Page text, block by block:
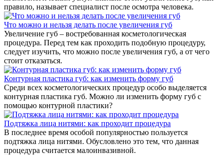
правило, называет специалист после осмотра человека.
Что можно и нельзя делать после увеличения губ
Увеличение губ – востребованная косметологическая
процедура. Перед тем как проходить подобную процедуру,
следует изучить, что можно после увеличения губ, а от чего
стоит отказаться.
Контурная пластика губ: как изменить форму губ
Среди всех косметологических процедур особо выделяется
контурная пластика губ. Можно ли изменить форму губ с
помощью контурной пластики?
Подтяжка лица нитями: как проходит процедура
В последнее время особой популярностью пользуется
подтяжка лица нитями. Обусловлено это тем, что данная
процедура считается малоинвазивной.